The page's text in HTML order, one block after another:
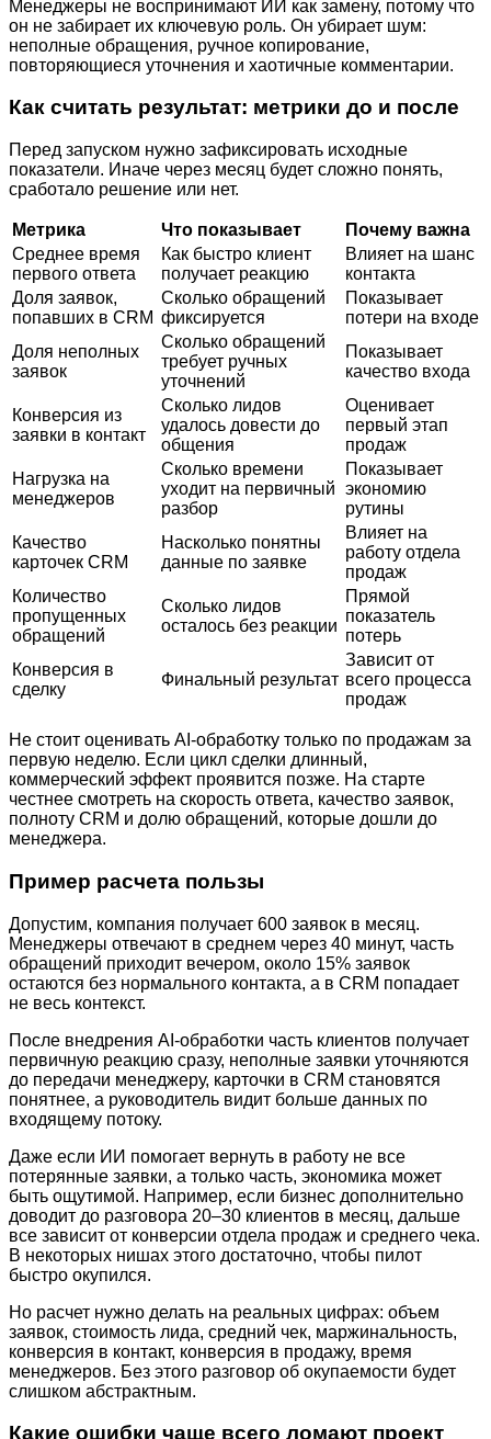
Менеджеры не воспринимают ИИ как замену, потому что
он не забирает их ключевую роль. Он убирает шум:
неполные обращения, ручное копирование,
повторяющиеся уточнения и хаотичные комментарии.
Как считать результат: метрики до и после
Перед запуском нужно зафиксировать исходные
показатели. Иначе через месяц будет сложно понять,
сработало решение или нет.
Метрика Что показывает
Почему важна
Среднее время
первого ответа
Как быстро клиент
получает реакцию
Влияет на шанс
контакта
Доля заявок,
попавших в CRM
Сколько обращений
фиксируется
Показывает
потери на входе
Доля неполных
заявок
Сколько обращений
требует ручных
уточнений
Показывает
качество входа
Конверсия из
заявки в контакт
Сколько лидов
удалось довести до
общения
Оценивает
первый этап
продаж
Нагрузка на
менеджеров
Сколько времени
уходит на первичный
разбор
Показывает
экономию
рутины
Качество
карточек CRM
Насколько понятны
данные по заявке
Влияет на
работу отдела
продаж
Количество
пропущенных
обращений
Сколько лидов
осталось без реакции
Прямой
показатель
потерь
Конверсия в
сделку
Финальный результат
Зависит от
всего процесса
продаж
Не стоит оценивать AI-обработку только по продажам за
первую неделю. Если цикл сделки длинный,
коммерческий эффект проявится позже. На старте
честнее смотреть на скорость ответа, качество заявок,
полноту CRM и долю обращений, которые дошли до
менеджера.
Пример расчета пользы
Допустим, компания получает 600 заявок в месяц.
Менеджеры отвечают в среднем через 40 минут, часть
обращений приходит вечером, около 15% заявок
остаются без нормального контакта, а в CRM попадает
не весь контекст.
После внедрения AI-обработки часть клиентов получает
первичную реакцию сразу, неполные заявки уточняются
до передачи менеджеру, карточки в CRM становятся
понятнее, а руководитель видит больше данных по
входящему потоку.
Даже если ИИ помогает вернуть в работу не все
потерянные заявки, а только часть, экономика может
быть ощутимой. Например, если бизнес дополнительно
доводит до разговора 20–30 клиентов в месяц, дальше
все зависит от конверсии отдела продаж и среднего чека.
В некоторых нишах этого достаточно, чтобы пилот
быстро окупился.
Но расчет нужно делать на реальных цифрах: объем
заявок, стоимость лида, средний чек, маржинальность,
конверсия в контакт, конверсия в продажу, время
менеджеров. Без этого разговор об окупаемости будет
слишком абстрактным.
Какие ошибки чаще всего ломают проект